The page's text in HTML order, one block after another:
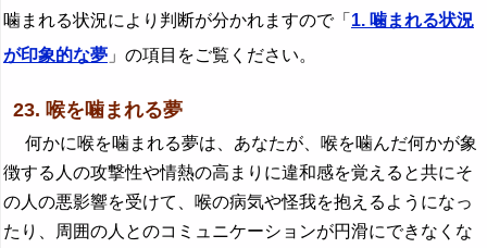
噛まれる状況により判断が分かれますので「 1. 噛まれる状況
が印象的な夢 」の項目をご覧ください。
23. 喉を噛まれる夢
何かに喉を噛まれる夢は、あなたが、喉を噛んだ何かが象
徴する人の攻撃性や情熱の高まりに違和感を覚えると共にそ
の人の悪影響を受けて、喉の病気や怪我を抱えるようになっ
たり、周囲の人とのコミュニケーションが円滑にできなくな